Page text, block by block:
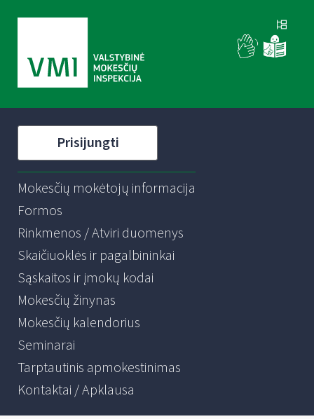
Prisijungti
Mokesčių mokėtojų informacija
Formos
Rinkmenos / Atviri duomenys
Skaičiuoklės ir pagalbininkai
Sąskaitos ir įmokų kodai
Mokesčių žinynas
Mokesčių kalendorius
Seminarai
Tarptautinis apmokestinimas
Kontaktai / Apklausa